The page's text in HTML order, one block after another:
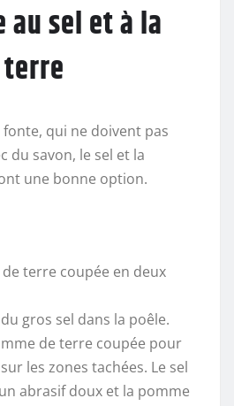
au sel et à la
qui ne doivent pas
du savon, le sel et la
une bonne option.
terre coupée en deux
gros sel dans la poêle.
de terre coupée pour
les zones tachées. Le sel
abrasif doux et la pomme